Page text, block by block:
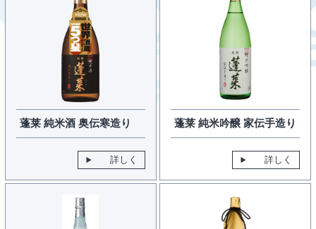
蓬莱 純米酒 奥伝寒造り
詳しく
蓬莱 純米吟醸 家伝手造り
詳しく